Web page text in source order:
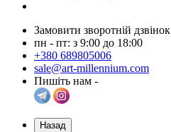
Замовити зворотній дзвінок
пн - пт: з 9:00 до 18:00
+380 689805006
sale@art-millennium.com
Пишіть нам -
Назад